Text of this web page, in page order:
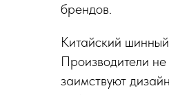
брендов.
Китайский
Производители
заимствуют